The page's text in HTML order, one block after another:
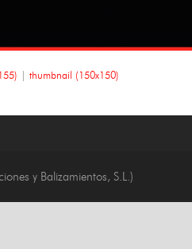
| thumbnail (150x150)
y Balizamientos, S.L.)